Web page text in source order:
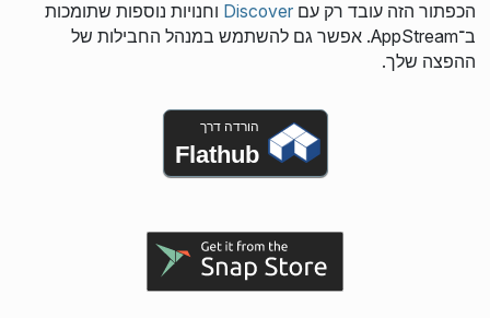
הכפתור הזה עובד רק עםDiscover וחנויות נוספות שתומכות
ב־AppStream. אפשר גם להשתמש במנהל החבילות של
ההפצה שלך.
הורדה דרך
Flathub